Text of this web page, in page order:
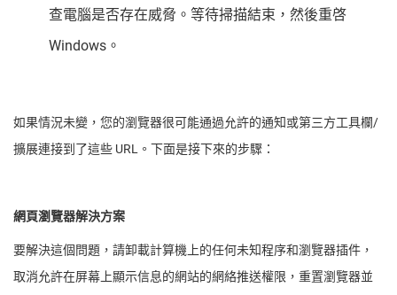
查電腦是否存在威脅。等待掃描結束，然後重啓
Windows。
如果情況未變，您的瀏覽器很可能通過允許的通知或第三方工具欄/
擴展連接到了這些 URL。下面是接下來的步驟：
網頁瀏覽器解決方案
要解決這個問題，請卸載計算機上的任何未知程序和瀏覽器插件，
取消允許在屏幕上顯示信息的網站的網絡推送權限，重置瀏覽器並